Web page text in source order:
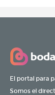
El portal para
Somos el